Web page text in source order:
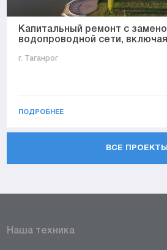
Капитальный ремонт с
водопроводной сети,
г. Таганрог
ПОДРОБНЕЕ
ВСЕ ПРОЕКТЫ
Наша техника